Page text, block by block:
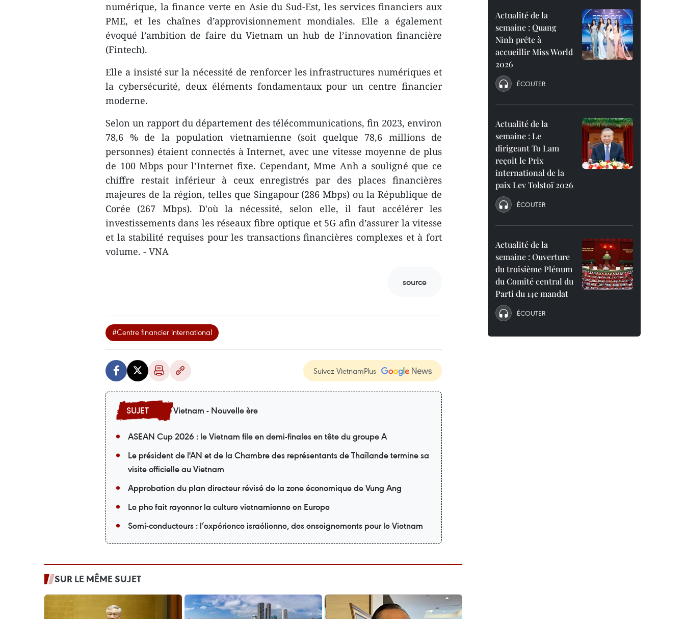
numérique, la finance verte en Asie du Sud-Est, les services financiers aux
PME, et les chaînes d’approvisionnement mondiales. Elle a également
évoqué l’ambition de faire du Vietnam un hub de l’innovation financière
(Fintech).
Elle a insisté sur la nécessité de renforcer les infrastructures numériques et
la cybersécurité, deux éléments fondamentaux pour un centre financier
moderne.
Selon un rapport du département des télécommunications, fin 2023, environ
78,6 % de la population vietnamienne (soit quelque 78,6 millions de
personnes) étaient connectés à Internet, avec une vitesse moyenne de plus
de 100 Mbps pour l’Internet fixe. Cependant, Mme Anh a souligné que ce
chiffre restait inférieur à ceux enregistrés par des places financières
majeures de la région, telles que Singapour (286 Mbps) ou la République de
Corée (267 Mbps). D'où la nécessité, selon elle, il faut accélérer les
investissements dans les réseaux fibre optique et 5G afin d’assurer la vitesse
et la stabilité requises pour les transactions financières complexes et à fort
volume. - VNA
source
#Centre financier international
Suivez VietnamPlus
Vietnam - Nouvelle ère
ASEAN Cup 2026 : le Vietnam file en demi-finales en tête du groupe A
Le président de l'AN et de la Chambre des représentants de Thaïlande termine sa
visite officielle au Vietnam
Approbation du plan directeur révisé de la zone économique de Vung Ang
Le pho fait rayonner la culture vietnamienne en Europe
Semi-conducteurs : l’expérience israélienne, des enseignements pour le Vietnam
SUR LE MÊME SUJET
Actualité de la
semaine : Quang
Ninh prête à
accueillir Miss World
2026
ÉCOUTER
Actualité de la
semaine : Le
dirigeant To Lam
reçoit le Prix
international de la
paix Lev Tolstoï 2026
ÉCOUTER
Actualité de la
semaine : Ouverture
du troisième Plénum
du Comité central du
Parti du 14e mandat
ÉCOUTER